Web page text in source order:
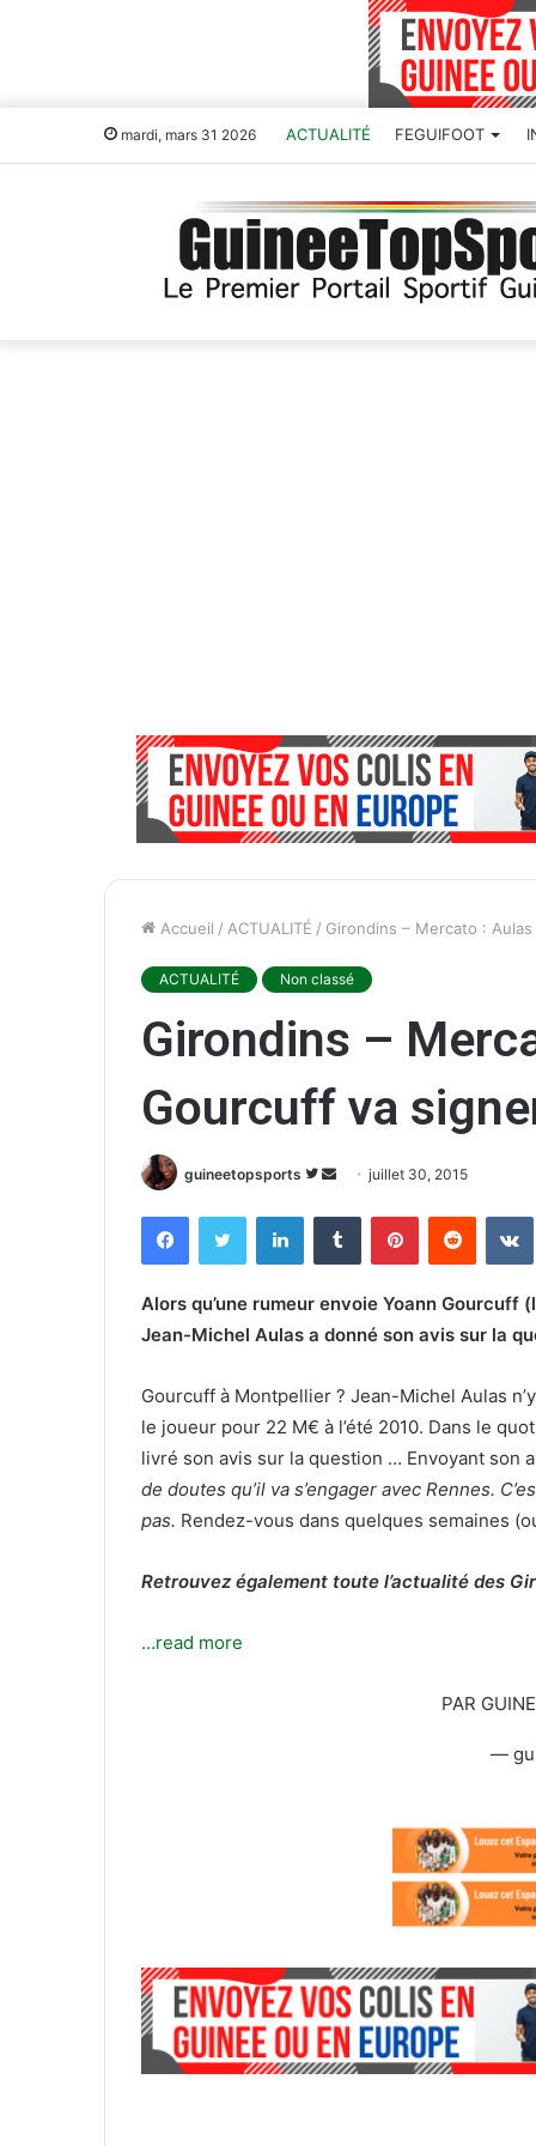
mardi, mars 31 2026 ACTUALITÉ FEGUIFOOT
Accueil / ACTUALITÉ / Girondins – Mercato :
ACTUALITÉ Non classé
Girondins –
Gourcuff va
guineetopsports
S
v
s
r
T
w
i
t
e
v
o
r
n
c
o
u
r
i
juillet 30, 2015
Alors qu’une rumeur envoie Yoann Gourcuff
Jean-Michel Aulas a donné son avis sur la
Gourcuff à Montpellier ? Jean-Michel Aulas
le joueur pour 22 M€ à l’été 2010. Dans le
livré son avis sur la question … Envoyant son
de doutes qu’il va s’engager avec Rennes.
pas. Rendez-vous dans quelques semaines
Retrouvez également toute l’actualité des
…read more
PAR
—